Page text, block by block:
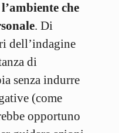
che
. Di
dell’indagine
di
senza indurre
(come
opportuno